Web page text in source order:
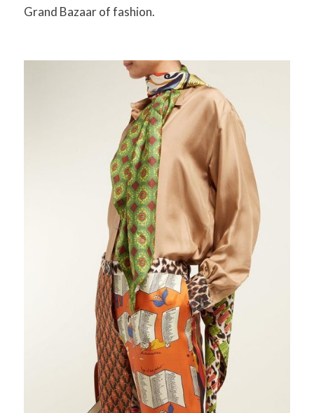
Grand Bazaar of fashion.